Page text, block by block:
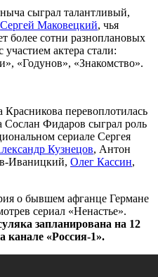
сыграл талантливый,
Сергей Маковецкий, чья
более сотни разноплановых
актера стали:
«Годунов», «Знакомство».
перевоплотилась
Фидаров сыграл роль
сериале Сергея
Кузнецов, Антон
Иваницкий, Олег Кассин,
о бывшем афганце Германе
сериал «Ненастье».
запланирована на 12
канале «Россия-1».